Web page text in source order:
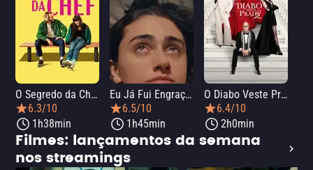
O Segredo da Chef
6.3/10
1h38min
Eu Já Fui Engraçada
6.5/10
1h45min
O Diabo Veste Prada 2
6.4/10
2h0min
Filmes: lançamentos da semana
nos streamings